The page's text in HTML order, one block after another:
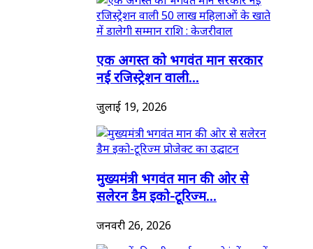
एक अगस्त को भगवंत मान सरकार
नई रजिस्ट्रेशन वाली...
जुलाई 19, 2026
मुख्यमंत्री भगवंत मान की ओर से
सलेरन डैम इको-टूरिज्म...
जनवरी 26, 2026